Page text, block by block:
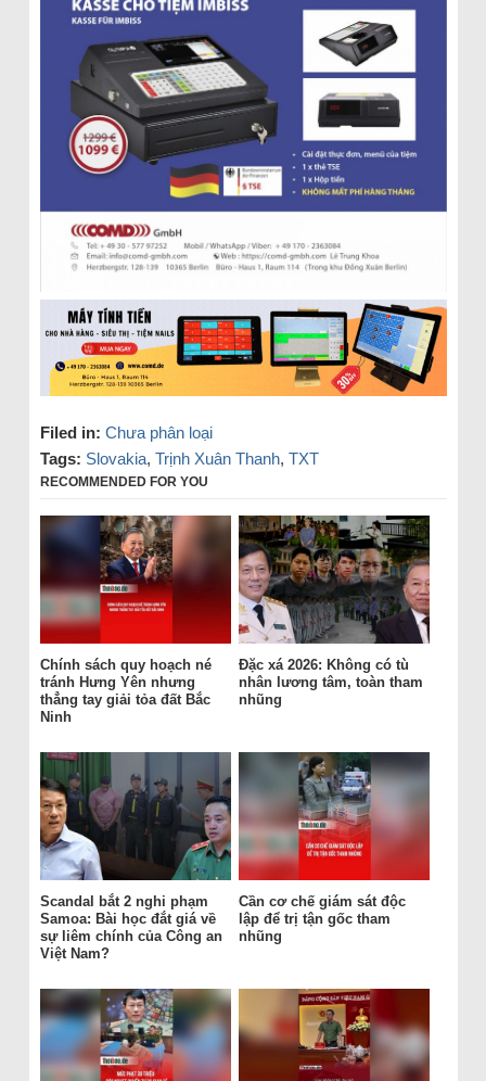
Filed in: Chưa phân loại
Tags: Slovakia, Trịnh Xuân Thanh, TXT
RECOMMENDED FOR YOU
Chính sách quy hoạch né
tránh Hưng Yên nhưng
thẳng tay giải tỏa đất Bắc
Ninh
Đặc xá 2026: Không có tù
nhân lương tâm, toàn tham
nhũng
Scandal bắt 2 nghi phạm
Samoa: Bài học đắt giá về
sự liêm chính của Công an
Việt Nam?
Cần cơ chế giám sát độc
lập để trị tận gốc tham
nhũng